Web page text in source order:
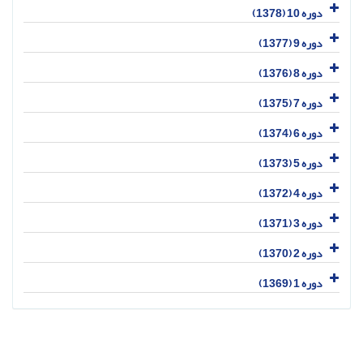
دوره 10 (1378)
دوره 9 (1377)
دوره 8 (1376)
دوره 7 (1375)
دوره 6 (1374)
دوره 5 (1373)
دوره 4 (1372)
دوره 3 (1371)
دوره 2 (1370)
دوره 1 (1369)